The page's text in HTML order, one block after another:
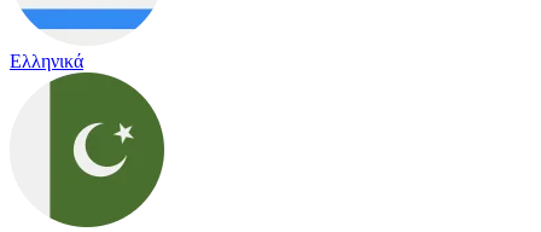
Ελληνικά